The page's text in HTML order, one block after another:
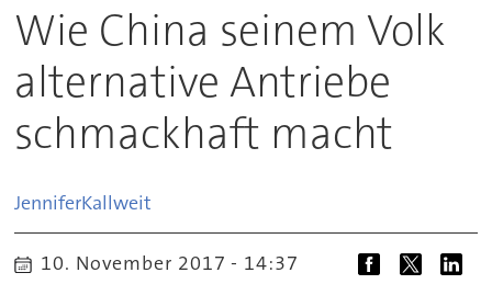
Wie China seinem Volk
alternative Antriebe
schmackhaft macht
JenniferKallweit
10. November 2017 - 14:37